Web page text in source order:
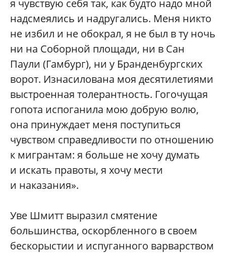
я чувствую себя так, как будто надо мной
надсмеялись и надругались. Меня никто
не избил и не обокрал, я не был в ту ночь
ни на Соборной площади, ни в Сан
Паули (Гамбург), ни у Бранденбургских
ворот. Изнасилована моя десятилетиями
выстроенная толерантность. Гогочущая
гопота испоганила мою добрую волю,
она принуждает меня поступиться
чувством справедливости по отношению
к мигрантам: я больше не хочу думать
и искать правоты, я хочу мести
и наказания».
Уве Шмитт выразил смятение
большинства, оскорбленного в своем
бескорыстии и испуганного варварством